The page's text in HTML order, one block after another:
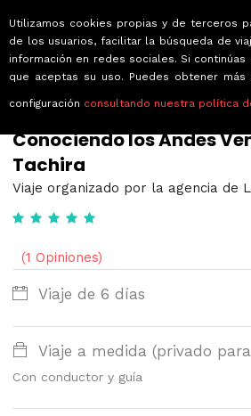
← Volver a Circuitos por Venezuela
Conociendo los Andes
Tachira
Viaje organizado por la agencia de
(1 Opiniones)
Viaje de 6 días
Viaje a medida (privado
Con conductor y guía
Utilizamos cookies propias y de terceros
de los usuarios, facilitar la búsqueda de
información en redes sociales. Si continúas
que aceptas su uso. Puedes obtener
configuración consultando nuestra política